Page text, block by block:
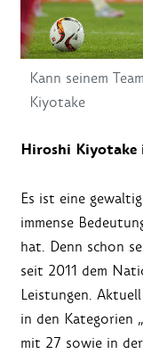
Kann seinem
Kiyotake
Hiroshi Kiyotake
Es ist eine
immense
hat. Denn schon
seit 2011 dem
Leistungen.
in den Kategorien
mit 27 sowie in